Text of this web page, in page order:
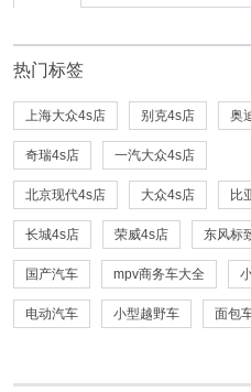
热门标签
上海大众4s店 别克4s店 奥
奇瑞4s店 一汽大众4s店
北京现代4s店 大众4s店 比
长城4s店 荣威4s店 东风标
国产汽车 mpv商务车大全
电动汽车 小型越野车 面包